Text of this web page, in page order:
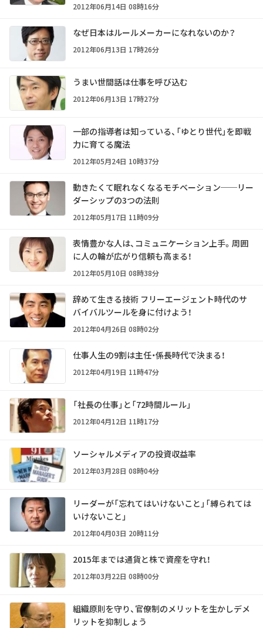
2012年06月14日 08時16分
なぜ日本はルールメーカーになれないのか？
2012年06月13日 17時26分
うまい世間話は仕事を呼び込む
2012年06月13日 17時27分
一部の指導者は知っている、「ゆとり世代」を即戦
力に育てる魔法
2012年05月24日 10時37分
動きたくて眠れなくなるモチベーション──リー
ダーシップの3つの法則
2012年05月17日 11時09分
表情豊かな人は、コミュニケーション上手。周囲
に人の輪が広がり信頼も高まる！
2012年05月10日 08時38分
辞めて生きる技術 フリーエージェント時代のサ
バイバルツールを身に付けよう！
2012年04月26日 08時02分
仕事人生の9割は主任・係長時代で決まる！
2012年04月19日 11時47分
「社長の仕事」と「72時間ルール」
2012年04月12日 11時17分
ソーシャルメディアの投資収益率
2012年03月28日 08時04分
リーダーが「忘れてはいけないこと」「縛られては
いけないこと」
2012年04月03日 20時11分
2015年までは通貨と株で資産を守れ！
2012年03月22日 08時00分
組織原則を守り、官僚制のメリットを生かしデメ
リットを抑制しょう